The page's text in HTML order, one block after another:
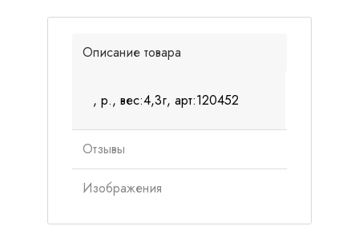
Описание товара
, р., вес:4,3г, арт:120452
Отзывы
Изображения